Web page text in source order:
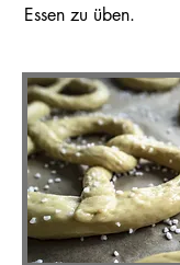
Essen zu üben.